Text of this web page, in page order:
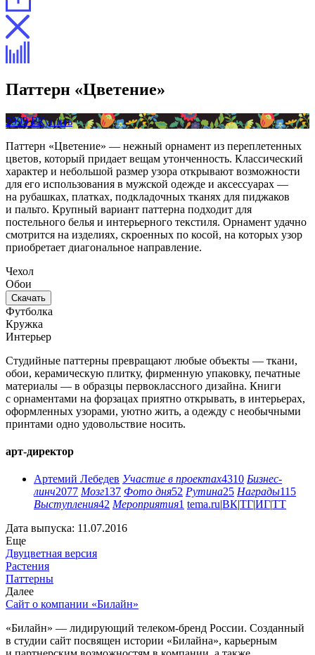
Паттерн «Цветение»
2999 ₽Купить
Паттерн «Цветение» — нежный орнамент из переплетенных
цветов, который придает вещам утонченность. Классический
характер и небольшой размер узора открывают возможности
для его использования в мужской одежде и аксессуарах —
на рубашках, платках, подкладочных тканях для пиджаков
и пальто. Крупный вариант паттерна подходит для
постельного белья и интерьерного текстиля. Орнамент удачно
смотрится на изделиях, скроенных по косой, на которых узор
приобретает диагональное направление.
Чехол
Обои
Скачать
Футболка
Кружка
Интерьер
Студийные паттерны превращают любые объекты — ткани,
обои, керамическую плитку, фирменную упаковку, печатные
материалы — в образцы первоклассного дизайна. Книги
с орнаментами на форзацах приятно открывать, в интерьерах,
оформленных узорами, уютно жить, а одежду с необычными
принтами одно удовольствие носить.
арт-директор
Артемий Лебедев Участие в проектах4310 Бизнес-
линч2077 Мозг137 Фото дня52 Рутина25 Награды115
Выступления42 Мероприятия1 tema.ru|ВК|ТГ|ИГ|ТТ
Дата выпуска: 11.07.2016
Еще
Двуцветная версия
Растения
Паттерны
Далее
Сайт о компании «Билайн»
«Билайн» — лидирующий телеком-бренд России. Созданный
в студии сайт посвящен истории «Билайна», карьерным